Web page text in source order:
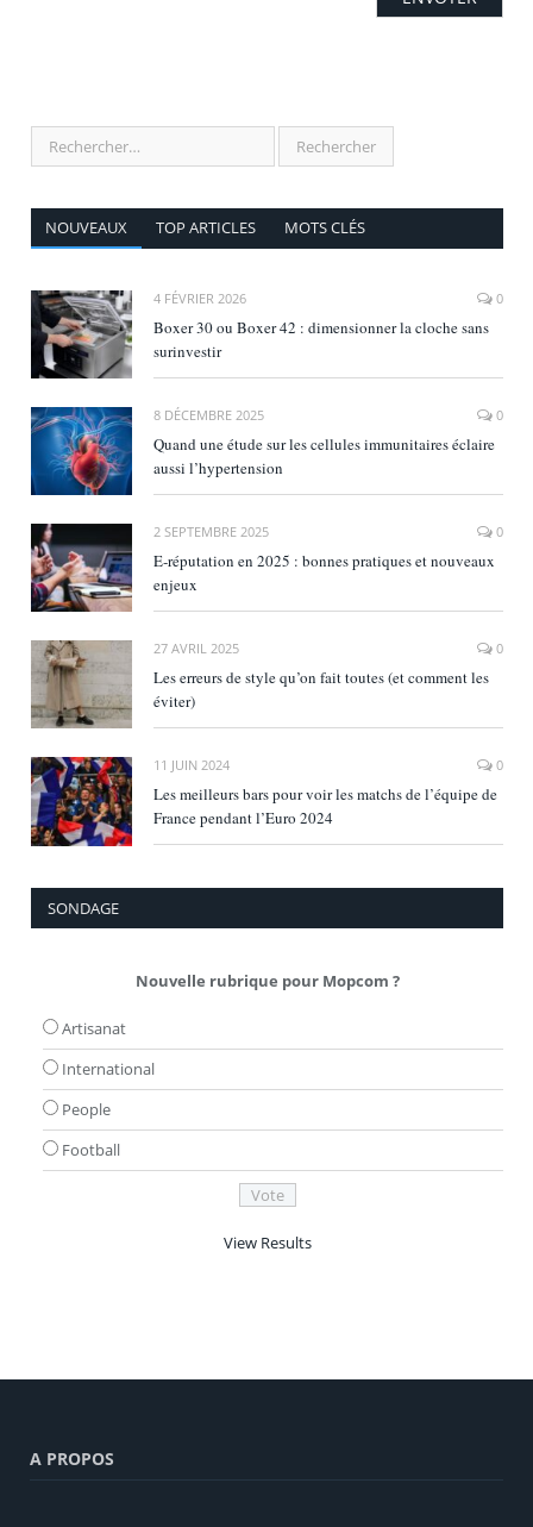
NOUVEAUX TOP ARTICLES MOTS CLÉS
4 FÉVRIER 2026 0
Boxer 30 ou Boxer 42 : dimensionner la cloche sans
surinvestir
8 DÉCEMBRE 2025 0
Quand une étude sur les cellules immunitaires éclaire
aussi l’hypertension
2 SEPTEMBRE 2025 0
E‑réputation en 2025 : bonnes pratiques et nouveaux
enjeux
27 AVRIL 2025 0
Les erreurs de style qu’on fait toutes (et comment les
éviter)
11 JUIN 2024 0
Les meilleurs bars pour voir les matchs de l’équipe de
France pendant l’Euro 2024
SONDAGE
Nouvelle rubrique pour Mopcom ?
Artisanat
International
People
Football
View Results
A PROPOS